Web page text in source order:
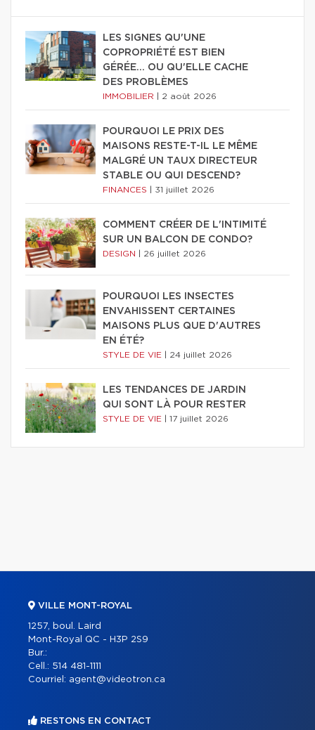
LES SIGNES QU'UNE
COPROPRIÉTÉ EST BIEN
GÉRÉE… OU QU'ELLE CACHE
DES PROBLÈMES
IMMOBILIER 2 août 2026
POURQUOI LE PRIX DES
MAISONS RESTE-T-IL LE MÊME
MALGRÉ UN TAUX DIRECTEUR
STABLE OU QUI DESCEND?
FINANCES 31 juillet 2026
COMMENT CRÉER DE L'INTIMITÉ
SUR UN BALCON DE CONDO?
DESIGN 26 juillet 2026
POURQUOI LES INSECTES
ENVAHISSENT CERTAINES
MAISONS PLUS QUE D'AUTRES
EN ÉTÉ?
STYLE DE VIE 24 juillet 2026
LES TENDANCES DE JARDIN
QUI SONT LÀ POUR RESTER
STYLE DE VIE 17 juillet 2026
VILLE MONT-ROYAL
1257, boul. Laird
Mont-Royal QC - H3P 2S9
Bur.:
Cell.: 514 481-1111
Courriel: agent@videotron.ca
RESTONS EN CONTACT